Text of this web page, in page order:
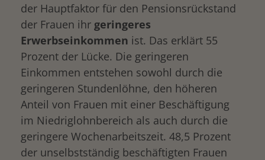
der Hauptfaktor für den Pensionsrückstand
der Frauen ihr geringeres
Erwerbseinkommen ist. Das erklärt 55
Prozent der Lücke. Die geringeren
Einkommen entstehen sowohl durch die
geringeren Stundenlöhne, den höheren
Anteil von Frauen mit einer Beschäftigung
im Niedriglohnbereich als auch durch die
geringere Wochenarbeitszeit. 48,5 Prozent
der unselbstständig beschäftigten Frauen